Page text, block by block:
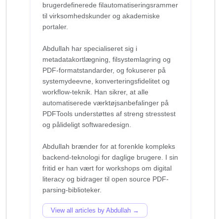
brugerdefinerede filautomatiseringsrammer
til virksomhedskunder og akademiske
portaler.
Abdullah har specialiseret sig i
metadatakortlægning, filsystemlagring og
PDF-formatstandarder, og fokuserer på
systemydeevne, konverteringsfidelitet og
workflow-teknik. Han sikrer, at alle
automatiserede værktøjsanbefalinger på
PDFTools understøttes af streng stresstest
og pålideligt softwaredesign.
Abdullah brænder for at forenkle kompleks
backend-teknologi for daglige brugere. I sin
fritid er han vært for workshops om digital
literacy og bidrager til open source PDF-
View all articles by Abdullah →